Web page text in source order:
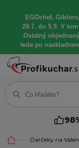
EGOchef,
28.7. do 5.9. V
Ostatný
teda po
Darčeky na